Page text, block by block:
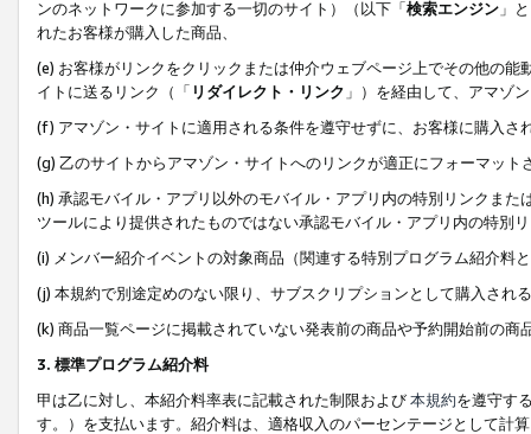
ンのネットワークに参加する一切のサイト）（以下「検索エンジン 」
れたお客様が購入した商品、
(e) お客様がリンクをクリックまたは仲介ウェブページ上でその他の
イトに送るリンク（「 リダイレクト・リンク 」）を経由して、アマゾ
(f) アマゾン・サイトに適用される条件を遵守せずに、お客様に購入さ
(g) 乙のサイトからアマゾン・サイトへのリンクが適正にフォーマッ
(h) 承認モバイル・アプリ以外のモバイル・アプリ内の特別リンクま
ツールにより提供されたものではない承認モバイル・アプリ内の特別
(i) メンバー紹介イベントの対象商品（関連する特別プログラム紹介料
(j) 本規約で別途定めのない限り、サブスクリプションとして購入され
(k) 商品一覧ページに掲載されていない発表前の商品や予約開始前の商
3. 標準プログラム紹介料
甲は乙に対し、本紹介料率表に記載された制限および本規約を遵守す
す。）を支払います。紹介料は、適格収入のパーセンテージとして計